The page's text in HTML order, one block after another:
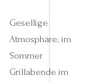
Gesellige
Atmosphäre; im
Sommer
Grillabende im